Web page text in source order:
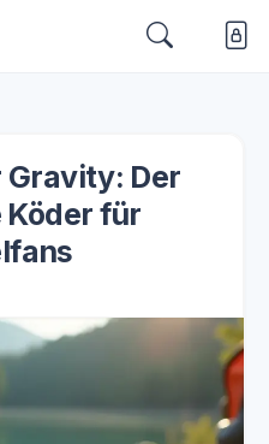
Gravity: Der
für